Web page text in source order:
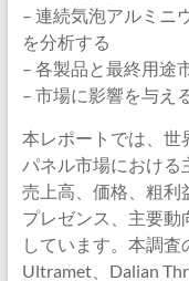
– 連続気泡アルミニ
を分析する
– 各製品と最終用途
– 市場に影響を与え
本レポートでは、世
パネル市場における
売上高、価格、粗利
プレゼンス、主要動
しています。本調査
Ultramet、Dalian